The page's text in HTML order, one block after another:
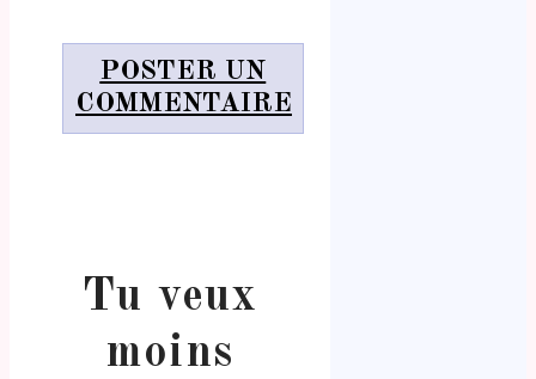
POSTER UN
COMMENTAIRE
Tu veux
moins